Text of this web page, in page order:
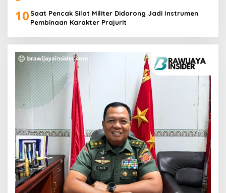
10 Saat Pencak Silat Militer Didorong Jadi Instrumen
Pembinaan Karakter Prajurit